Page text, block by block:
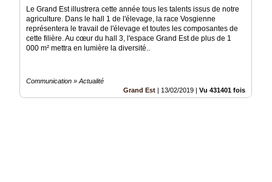
Le Grand Est illustrera cette année tous les talents issus de notre
agriculture. Dans le hall 1 de l'élevage, la race Vosgienne
représentera le travail de l'élevage et toutes les composantes de
cette filière. Au cœur du hall 3, l'espace Grand Est de plus de 1
000 m² mettra en lumière la diversité..
Communication » Actualité
Grand Est | 13/02/2019 | Vu 431401 fois